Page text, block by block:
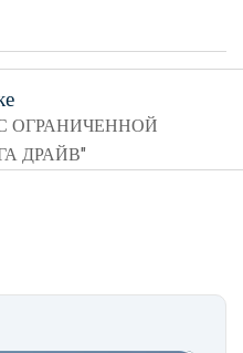
ОГРАНИЧЕННОЙ
ДРАЙВ"